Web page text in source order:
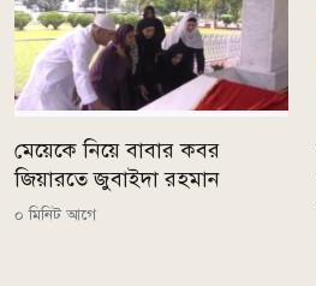
মেয়েকে নিয়ে বাবার কবর
জিয়ারতে জুবাইদা রহমান
০ মিনিট আগে